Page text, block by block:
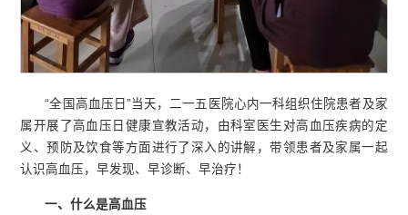
“全国高血压日”当天，二一五医院心内一科组织住院患者及家
属开展了高血压日健康宣教活动，由科室医生对高血压疾病的定
义、预防及饮食等方面进行了深入的讲解，带领患者及家属一起
认识高血压，早发现、早诊断、早治疗！
一、什么是高血压